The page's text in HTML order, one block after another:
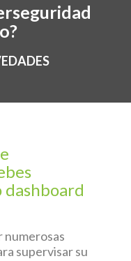
numerosas
supervisar su